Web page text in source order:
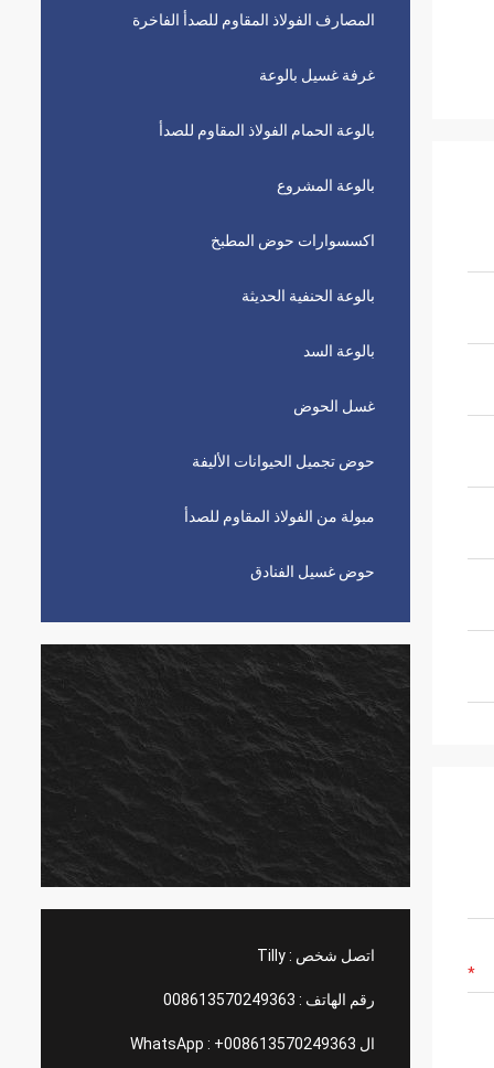
المصارف الفولاذ المقاوم للصدأ الفاخرة
غرفة غسيل بالوعة
بالوعة الحمام الفولاذ المقاوم للصدأ
بالوعة المشروع
اكسسوارات حوض المطبخ
بالوعة الحنفية الحديثة
بالوعة السد
غسل الحوض
حوض تجميل الحيوانات الأليفة
مبولة من الفولاذ المقاوم للصدأ
حوض غسيل الفنادق
اتصل شخص :Tilly
رقم الهاتف : 008613570249363
ال WhatsApp : +008613570249363